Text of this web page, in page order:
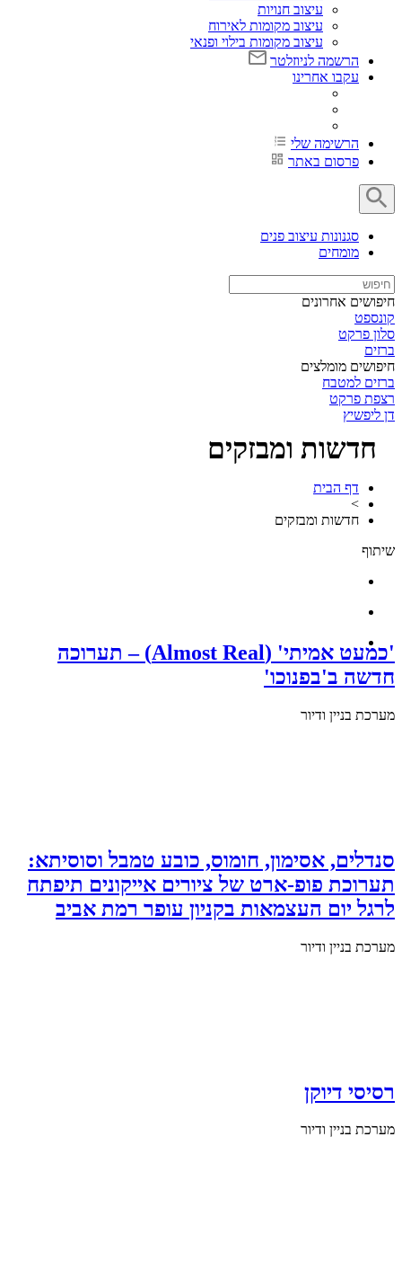
עיצוב חנויות
עיצוב מקומות לאירוח
עיצוב מקומות בילוי ופנאי
הרשמה לניוזלטר
עקבו אחרינו
הרשימה שלי
פרסום באתר
סגנונות עיצוב פנים
מומחים
חיפושים אחרונים
קונספט
סלון פרקט
ברזים
חיפושים מומלצים
ברזים למטבח
רצפת פרקט
דן ליפשיץ
חדשות ומבזקים
דף הבית
>
חדשות ומבזקים
שיתוף
'כמעט אמיתי' (Almost Real) – תערוכה
חדשה ב'בפנוכו'
מערכת בניין ודיור
סנדלים, אסימון, חומוס, כובע טמבל וסוסיתא:
תערוכת פופ-ארט של ציורים אייקונים תיפתח
לרגל יום העצמאות בקניון עופר רמת אביב
מערכת בניין ודיור
רסיסי דיוקן
מערכת בניין ודיור